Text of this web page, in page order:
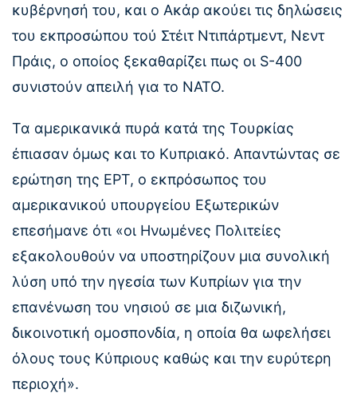
κυβέρνησή του, και ο Ακάρ ακούει τις δηλώσεις
του εκπροσώπου τού Στέιτ Ντιπάρτμεντ, Νεντ
Πράις, ο οποίος ξεκαθαρίζει πως οι S-400
συνιστούν απειλή για το ΝΑΤΟ.
Τα αμερικανικά πυρά κατά της Τουρκίας
έπιασαν όμως και το Κυπριακό. Απαντώντας σε
ερώτηση της ΕΡΤ, ο εκπρόσωπος του
αμερικανικού υπουργείου Εξωτερικών
επεσήμανε ότι «οι Ηνωμένες Πολιτείες
εξακολουθούν να υποστηρίζουν μια συνολική
λύση υπό την ηγεσία των Κυπρίων για την
επανένωση του νησιού σε μια διζωνική,
δικοινοτική ομοσπονδία, η οποία θα ωφελήσει
όλους τους Κύπριους καθώς και την ευρύτερη
περιοχή».